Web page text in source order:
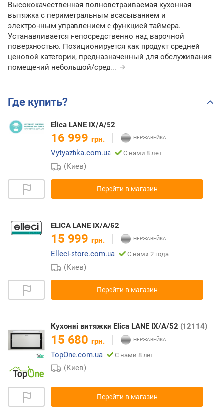
Высококачественная полновстраиваемая кухонная
вытяжка с периметральным всасыванием и
электронным управлением с функцией таймера.
Устанавливается непосредственно над варочной
поверхностью. Позиционируется как продукт средней
ценовой категории, предназначенный для обслуживания
помещений небольшой/сред...
Где купить?
Elica LANE IX/A/52
16 999 грн.
Vytyazhka.com.ua
С нами 8 лет
(Киев)
Перейти в магазин
ELICA LANE IX/A/52
15 999 грн.
Elleci-store.com.ua
С нами 2 года
(Киев)
Перейти в магазин
Кухонні витяжки Elica LANE IX/A/52 (12114)
15 680 грн.
TopOne.com.ua
С нами 8 лет
(Киев)
Перейти в магазин